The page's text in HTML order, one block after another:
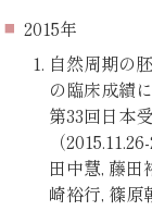
2015年
自然周期の
の臨床成績
第33回日本
（2015.11.26-
田中慧, 藤田
崎裕行, 篠原